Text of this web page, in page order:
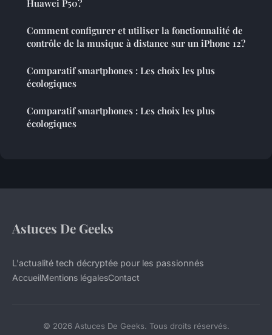
Huawei P50?
Comment configurer et utiliser la fonctionnalité de
contrôle de la musique à distance sur un iPhone 12?
Comparatif smartphones : Les choix les plus
écologiques
Comparatif smartphones : Les choix les plus
écologiques
Astuces De Geeks
L'actualité tech décryptée pour les passionnés
AccueilMentions légalesContact
© 2026 Astuces De Geeks. Tous droits réservés.